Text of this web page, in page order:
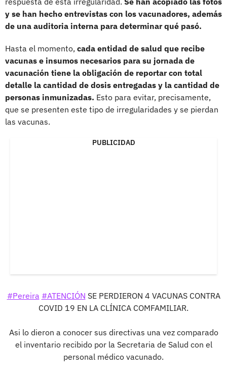
y se han hecho entrevistas con los vacunadores, además
de una auditoria interna para determinar qué pasó.
Hasta el momento, cada entidad de salud que recibe
vacunas e insumos necesarios para su jornada de
vacunación tiene la obligación de reportar con total
detalle la cantidad de dosis entregadas y la cantidad de
personas inmunizadas. Esto para evitar, precisamente,
que se presenten este tipo de irregularidades y se pierdan
las vacunas.
PUBLICIDAD
#Pereira #ATENCIÓN SE PERDIERON 4 VACUNAS CONTRA
COVID 19 EN LA CLÍNICA COMFAMILIAR.
Asi lo dieron a conocer sus directivas una vez comparado
el inventario recibido por la Secretaria de Salud con el
personal médico vacunado.